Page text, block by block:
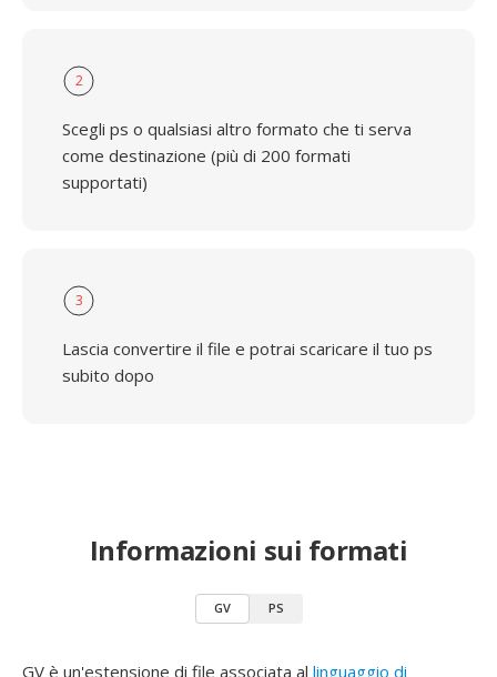
2
Scegli ps o qualsiasi altro formato che ti serva
come destinazione (più di 200 formati
supportati)
3
Lascia convertire il file e potrai scaricare il tuo ps
subito dopo
Informazioni sui formati
GV PS
GV è un'estensione di file associata al linguaggio di